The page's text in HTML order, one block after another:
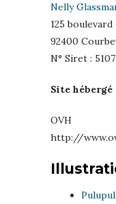
Nelly
125
92400
N° Siret :
Site hébergé
OVH
http://